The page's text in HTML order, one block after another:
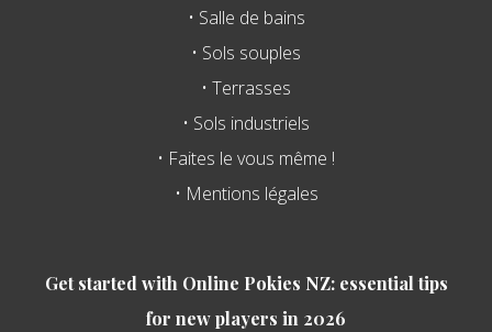
• Salle de bains
• Sols souples
• Terrasses
• Sols industriels
• Faites le vous même !
• Mentions légales
Get started with Online Pokies NZ: essential tips
for new players in 2026